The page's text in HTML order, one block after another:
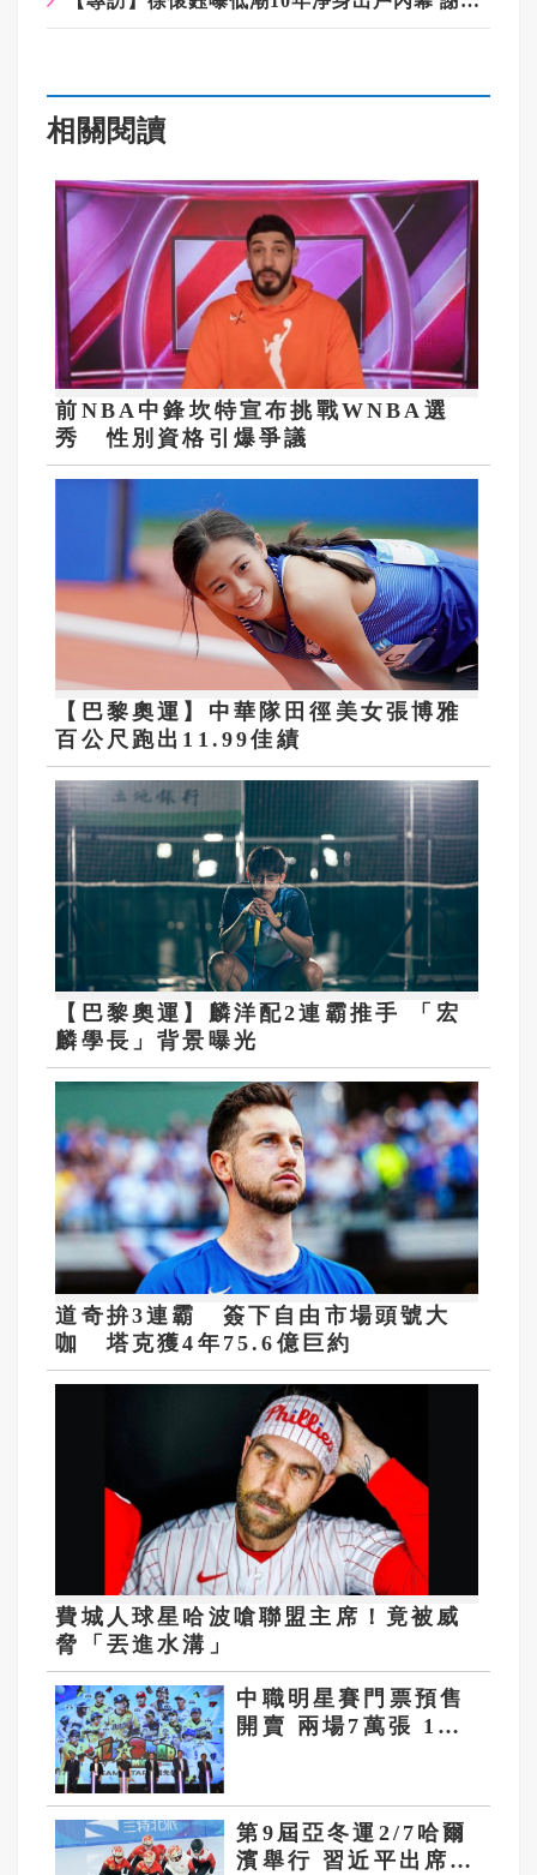
相關閱讀
前NBA中鋒坎特宣布挑戰WNBA選
秀 性別資格引爆爭議
【巴黎奧運】中華隊田徑美女張博雅
百公尺跑出11.99佳績
【巴黎奧運】麟洋配2連霸推手 「宏
麟學長」背景曝光
道奇拚3連霸 簽下自由市場頭號大
咖 塔克獲4年75.6億巨約
費城人球星哈波嗆聯盟主席！竟被威
脅「丟進水溝」
中職明星賽門票預售
開賣 兩場7萬張 1小
第9屆亞冬運2/7哈爾
濱舉行 習近平出席開